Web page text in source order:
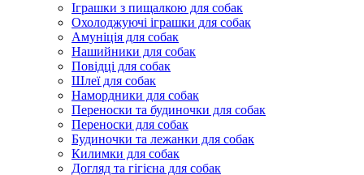
Іграшки з пищалкою для собак
Охолоджуючі іграшки для собак
Амуніція для собак
Нашийники для собак
Повідці для собак
Шлеї для собак
Намордники для собак
Переноски та будиночки для собак
Переноски для собак
Будиночки та лежанки для собак
Килимки для собак
Догляд та гігієна для собак